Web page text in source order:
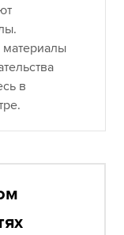
материалы
в